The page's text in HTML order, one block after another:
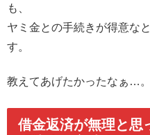
も、
ヤミ金との手続きが得意な
す。
教えてあげたかったなぁ…。
借金返済が無理と思